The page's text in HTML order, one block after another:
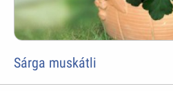
Sárga muskátli